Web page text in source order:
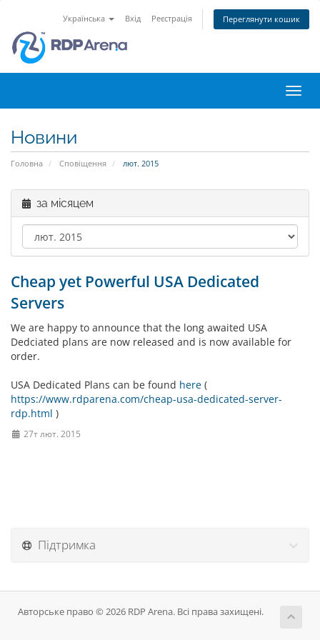
Українська Вхід Реєстрація Переглянути кошик
Новини
Головна Сповіщення лют. 2015
за місяцем
Cheap yet Powerful USA Dedicated
Servers
We are happy to announce that the long awaited USA
Dedciated plans are now released and is now available for
order.
USA Dedicated Plans can be found here (
https://www.rdparena.com/cheap-usa-dedicated-server-
rdp.html )
27т лют. 2015
Підтримка
Авторське право © 2026 RDP Arena. Всі права захищені.